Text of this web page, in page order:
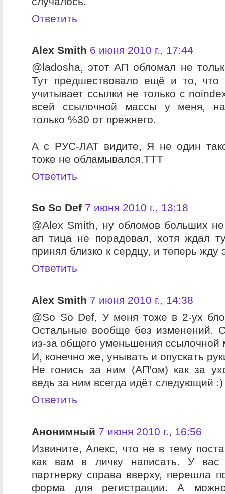
Ответить
Alex Smith 6 июня 2010 г., 17:44
@ladosha, этот АП обломал не
Тут предшествовало ещё и то, что
учитывает ссылки не только с
всей ссылочной массы у меня,
только %30 от прежнего.
А с РУС-ЛАТ видите, Я не один
тоже не обламывался.ТТТ
Ответить
So So Def 7 июня 2010 г., 13:18
@Alex Smith, ну обломов больших
ап тица не порадовал, хотя ждал
принял близко к сердцу, и теперь жду
Ответить
Alex Smith 7 июня 2010 г., 14:38
@So So Def, У меня тоже в 2-ух
Остальные вообще без изменений.
из-за общего уменьшения ссылочной
И, конечно же, унывать и опускать
Не гонись за ним (АП'ом) как за
ведь за ним всегда идёт следующий :)
Ответить
Анонимный 7 июня 2010 г., 16:56
Извините, Алекс, что не в тему
как вам в личку написать. У вас
партнерку справа вверху, перешла
форма для регистрации. А